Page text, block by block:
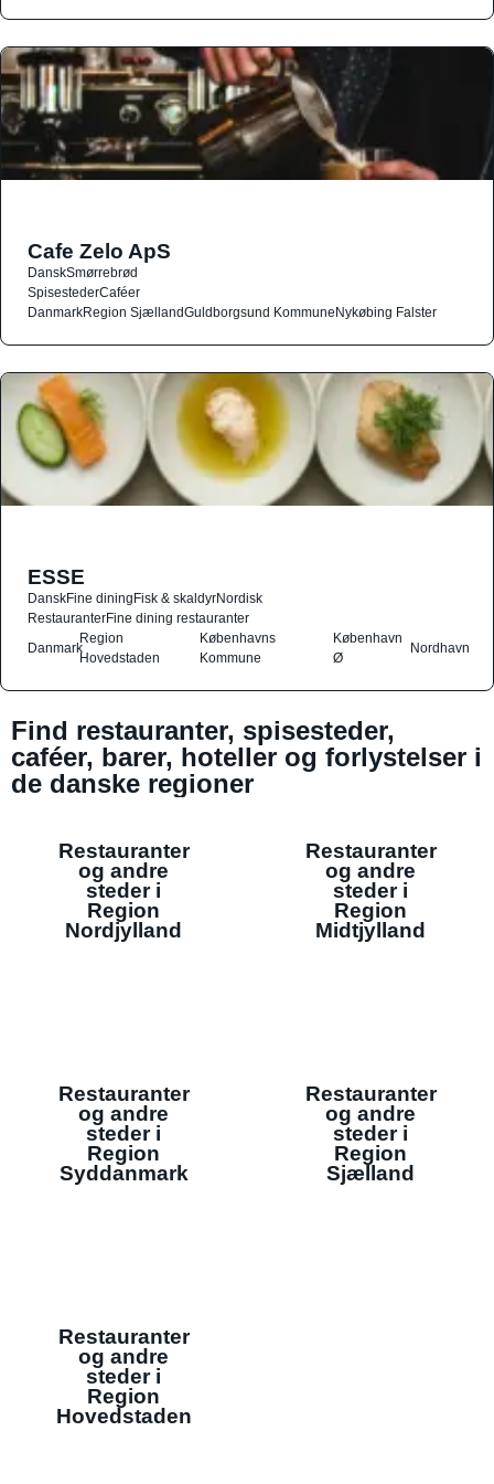
Cafe Zelo ApS
DanskSmørrebrød
SpisestederCaféer
DanmarkRegion SjællandGuldborgsund KommuneNykøbing Falster
ESSE
DanskFine diningFisk & skaldyrNordisk
RestauranterFine dining restauranter
Danmark
Region
Hovedstaden
Københavns
Kommune
København
Ø
Nordhavn
Find restauranter, spisesteder,
caféer, barer, hoteller og forlystelser i
de danske regioner
Restauranter
og andre
steder i
Region
Nordjylland
Restauranter
og andre
steder i
Region
Midtjylland
Restauranter
og andre
steder i
Region
Syddanmark
Restauranter
og andre
steder i
Region
Sjælland
Restauranter
og andre
steder i
Region
Hovedstaden